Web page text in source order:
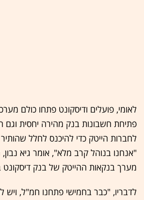
לאומי, פועלים ודיסקונט פתחו כולם
פתיחת חשבונות בנק מהירה יחסית
"אנחנו בנוהל קרב מלא", אומר גיא
מערך בנקאות ההייטק של בנק דיסקונט
לדבריו, "כבר בחמישי פתחנו חמ"ל, ויש